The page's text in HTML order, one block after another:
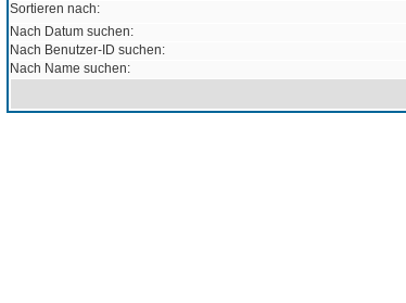
Sortieren nach:
Nach Datum suchen:
Nach Benutzer-ID suchen:
Nach Name suchen: